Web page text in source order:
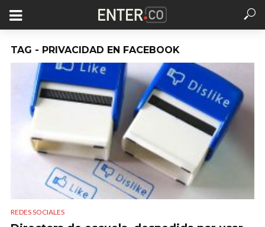
TAG - PRIVACIDAD EN FACEBOOK
REDES SOCIALES